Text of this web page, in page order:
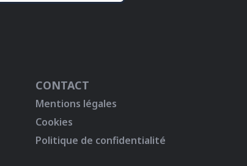
CONTACT
Mentions légales
Cookies
Politique de confidentialité